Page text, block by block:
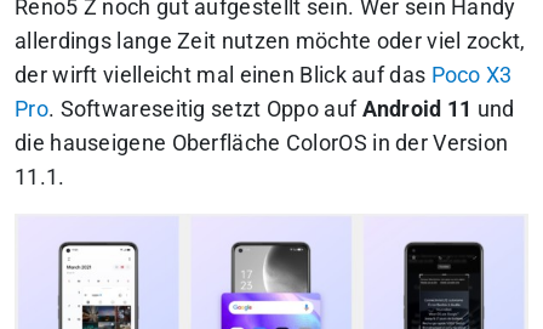
Reno5 Z noch gut aufgestellt sein. Wer sein Handy
allerdings lange Zeit nutzen möchte oder viel zockt,
der wirft vielleicht mal einen Blick auf das Poco X3
Pro. Softwareseitig setzt Oppo auf Android 11 und
die hauseigene Oberfläche ColorOS in der Version
11.1.